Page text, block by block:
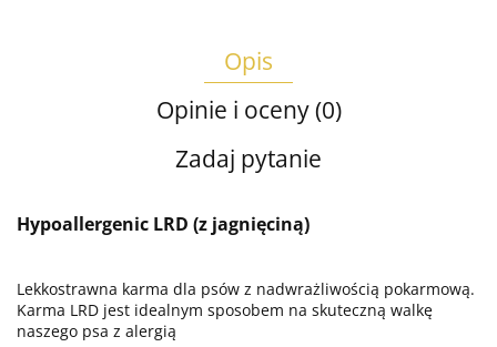
Opis
Opinie i oceny (0)
Zadaj pytanie
Hypoallergenic LRD (z jagnięciną)
Lekkostrawna karma dla psów z nadwrażliwością pokarmową.
Karma LRD jest idealnym sposobem na skuteczną walkę
naszego psa z alergią